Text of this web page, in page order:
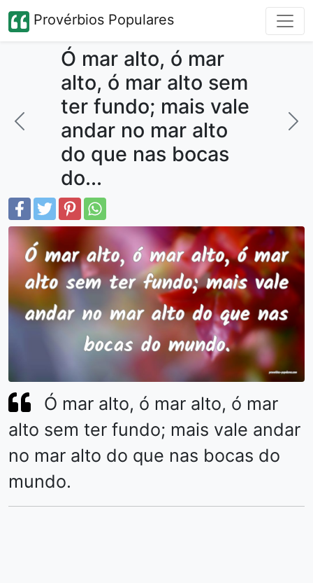
Provérbios Populares
Ó mar alto, ó mar
alto, ó mar alto sem
ter fundo; mais vale
andar no mar alto
do que nas bocas
do...
Ó mar alto, ó mar alto, ó mar
alto sem ter fundo; mais vale andar
no mar alto do que nas bocas do
mundo.